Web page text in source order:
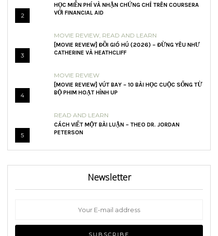
2
HỌC MIỄN PHÍ VÀ NHẬN CHỨNG CHỈ TRÊN COURSERA
VỚI FINANCIAL AID
3
MOVIE REVIEW READ AND LEARN
[MOVIE REVIEW] ĐỒI GIÓ HÚ (2026) – ĐỪNG YÊU NHƯ
CATHERINE VÀ HEATHCLIFF
4
MOVIE REVIEW
[MOVIE REVIEW] VÚT BAY – 10 BÀI HỌC CUỘC SỐNG TỪ
BỘ PHIM HOẠT HÌNH UP
5
READ AND LEARN
CÁCH VIẾT MỘT BÀI LUẬN – THEO DR. JORDAN
PETERSON
Newsletter